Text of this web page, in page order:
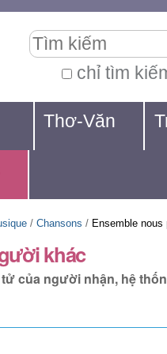
chỉ tìm
Thơ-Văn
/ Chansons / Ensemble nous
khác
của người nhận, hệ